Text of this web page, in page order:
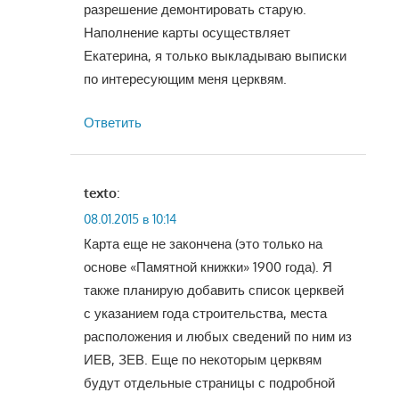
разрешение демонтировать старую.
Наполнение карты осуществляет
Екатерина, я только выкладываю выписки
по интересующим меня церквям.
Ответить
texto:
08.01.2015 в 10:14
Карта еще не закончена (это только на
основе «Памятной книжки» 1900 года). Я
также планирую добавить список церквей
с указанием года строительства, места
расположения и любых сведений по ним из
ИЕВ, ЗЕВ. Еще по некоторым церквям
будут отдельные страницы с подробной